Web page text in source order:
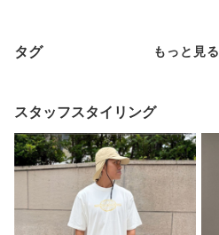
タグ もっと見る
スタッフスタイリング